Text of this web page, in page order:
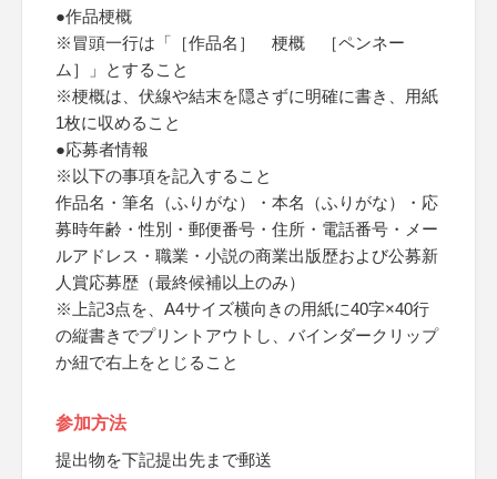
●作品梗概
※冒頭一行は「［作品名］ 梗概 ［ペンネー
ム］」とすること
※梗概は、伏線や結末を隠さずに明確に書き、用紙
1枚に収めること
●応募者情報
※以下の事項を記入すること
作品名・筆名（ふりがな）・本名（ふりがな）・応
募時年齢・性別・郵便番号・住所・電話番号・メー
ルアドレス・職業・小説の商業出版歴および公募新
人賞応募歴（最終候補以上のみ）
※上記3点を、A4サイズ横向きの用紙に40字×40行
の縦書きでプリントアウトし、バインダークリップ
か紐で右上をとじること
参加方法
提出物を下記提出先まで郵送